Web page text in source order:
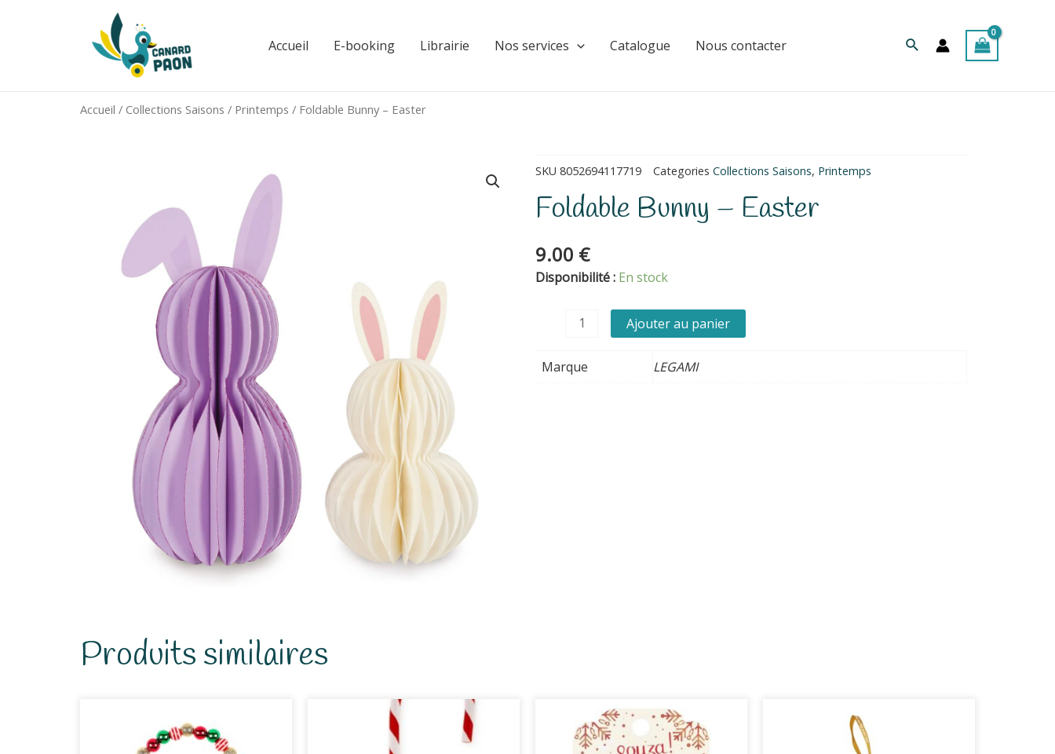
Accueil E-booking Librairie Nos services Catalogue Nous contacter Rechercher
Accueil / Collections Saisons / Printemps / Foldable Bunny – Easter
SKU 8052694117719 Categories Collections Saisons, Printemps
Foldable Bunny – Easter
9.00 €
Disponibilité : En stock
quantité
Foldable
Easter
Ajouter au panier
Marque LEGAMI
Produits similaires